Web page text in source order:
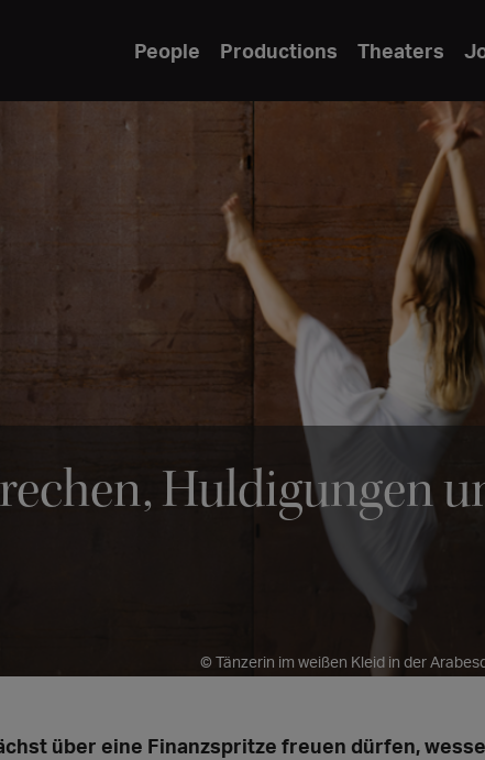
People Productions Theaters
Huldigungen
© Tänzerin im weißen Kleid in der
über eine Finanzspritze freuen dürfen,